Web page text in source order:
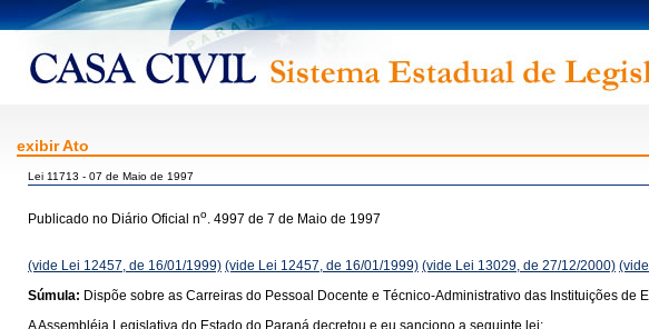
exibir Ato
Lei 11713 - 07 de Maio de 1997
Publicado no Diário Oficial no. 4997 de 7 de Maio de 1997
(vide Lei 12457, de 16/01/1999) (vide Lei 12457, de 16/01/1999) (vide Lei 13029, de 27/12/2000)
Súmula: Dispõe sobre as Carreiras do Pessoal Docente e Técnico-Administrativo das Instituições
A Assembléia Legislativa do Estado do Paraná decretou e eu sanciono a seguinte lei: